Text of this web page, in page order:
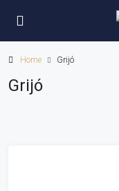
Home Grijó
Grijó